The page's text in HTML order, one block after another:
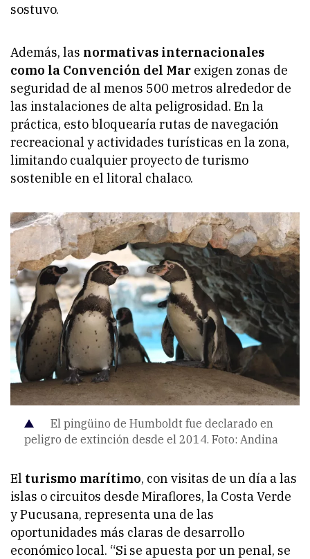
sostuvo.
Además, las normativas internacionales
como la Convención del Mar exigen zonas de
seguridad de al menos 500 metros alrededor de
las instalaciones de alta peligrosidad. En la
práctica, esto bloquearía rutas de navegación
recreacional y actividades turísticas en la zona,
limitando cualquier proyecto de turismo
sostenible en el litoral chalaco.
El pingüino de Humboldt fue declarado en
peligro de extinción desde el 2014. Foto: Andina
El turismo marítimo, con visitas de un día a las
islas o circuitos desde Miraflores, la Costa Verde
y Pucusana, representa una de las
oportunidades más claras de desarrollo
económico local. “Si se apuesta por un penal, se